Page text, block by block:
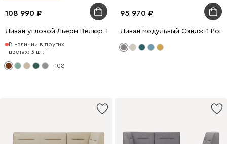
108 990
Диван угловой Льери Велюр Терракотовый
В наличии в других
цветах: 3 шт.
+108
95 970
Диван модульный Сэндж-1